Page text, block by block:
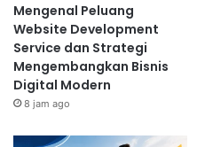
Mengenal Peluang
Website Development
Service dan Strategi
Mengembangkan Bisnis
Digital Modern
8 jam ago